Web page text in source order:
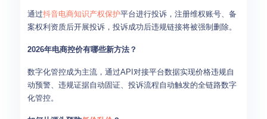
通过抖音电商知识产权保护平台进行投诉，注册维权账号、备
案权利资质后开展投诉，投诉成功后违规链接将被强制删除。
2026年电商控价有哪些新方法？
数字化管控成为主流，通过API对接平台数据实现价格违规自
动预警、违规证据自动固证、投诉流程自动触发的全链路数字
化管控。